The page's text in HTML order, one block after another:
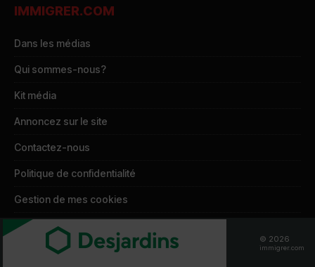
IMMIGRER.COM
Dans les médias
Qui sommes-nous?
Kit média
Annoncez sur le site
Contactez-nous
Politique de confidentialité
Gestion de mes cookies
Demande d’accès à mes données
© 2026
immigrer.com